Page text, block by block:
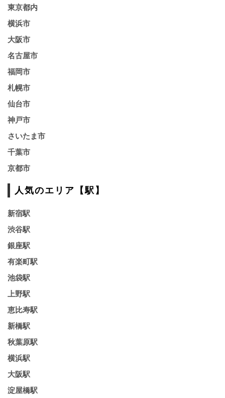
東京都内
横浜市
大阪市
名古屋市
福岡市
札幌市
仙台市
神戸市
さいたま市
千葉市
京都市
人気のエリア【駅】
新宿駅
渋谷駅
銀座駅
有楽町駅
池袋駅
上野駅
恵比寿駅
新橋駅
秋葉原駅
横浜駅
大阪駅
淀屋橋駅